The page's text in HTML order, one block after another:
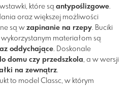
które są antypoślizgowe.
oraz większej możliwości
są w zapinanie na rzepy. Buciki
materiałom są
oddychające. Doskonale
domu czy przedszkola , a w wersji
na zewnątrz.
to model Classc, w którym